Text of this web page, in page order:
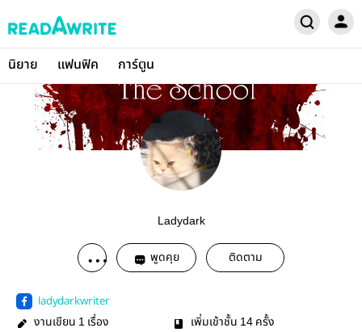
นิยาย แฟนฟิค การ์ตูน
Ladydark
พูดคุย ติดตาม
ladydarkwriter
งานเขียน 1 เรื่อง เพิ่มเข้าชั้น 14 ครั้ง